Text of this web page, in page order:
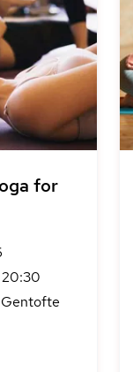
for
20:30
Gentofte